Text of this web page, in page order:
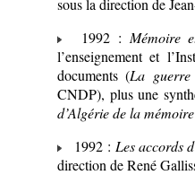
sous la direction de
1992 : Mémoire
l’enseignement et
documents (La guerre
CNDP), plus une
d’Algérie de la
1992 : Les accords
direction de René